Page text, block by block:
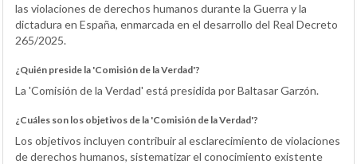
las violaciones de derechos humanos durante la Guerra y la
dictadura en España, enmarcada en el desarrollo del Real Decreto
265/2025.
¿Quién preside la 'Comisión de la Verdad'?
La 'Comisión de la Verdad' está presidida por Baltasar Garzón.
¿Cuáles son los objetivos de la 'Comisión de la Verdad'?
Los objetivos incluyen contribuir al esclarecimiento de violaciones
de derechos humanos, sistematizar el conocimiento existente